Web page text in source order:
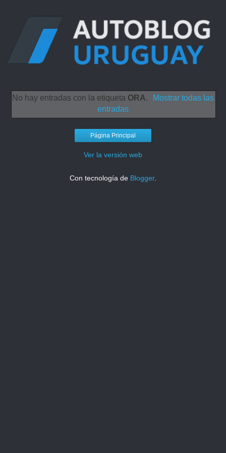
No hay entradas con la etiqueta ORA.
Mostrar todas las
entradas
Página Principal
Ver la versión web
Con tecnología de Blogger.